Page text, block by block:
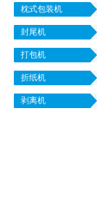
枕式包装机
封尾机
打包机
折纸机
剥离机